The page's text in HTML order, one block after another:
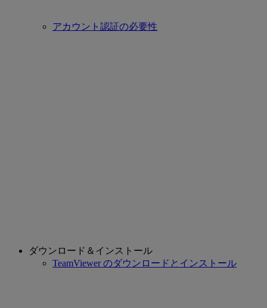
アカウント認証の必要性
ダウンロード＆インストール
TeamViewer のダウンロードとインストール